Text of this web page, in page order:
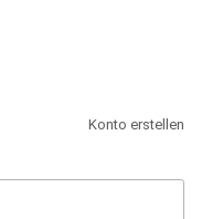
Konto erstellen